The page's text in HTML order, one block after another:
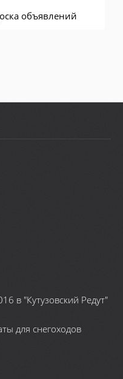
объявлений
в "Кутузовский Редут"
для снегоходов